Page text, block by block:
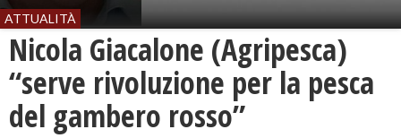
ATTUALITÀ
Nicola Giacalone (Agripesca)
“serve rivoluzione per la pesca
del gambero rosso”